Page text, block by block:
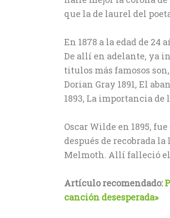
que la de laurel del
En 1878 a la edad de
De allí en adelante, ya
titulos más famosos
Dorian Gray 1891, El
1893, La importancia de
Oscar Wilde en 1895,
después de recobrada
Melmoth. Allí falleció el
Artículo recomendado:
canción desesperada»